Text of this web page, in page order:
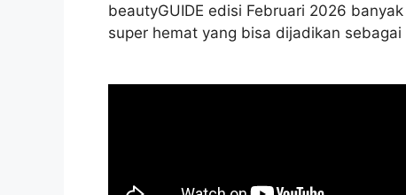
beautyGUIDE edisi Februari 2026
super hemat yang bisa dijadikan